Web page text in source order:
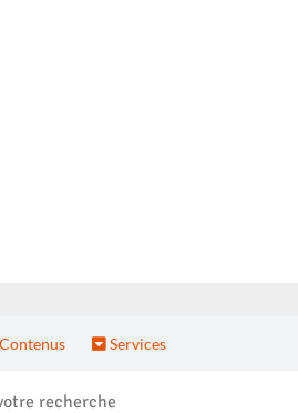
Contenus Services